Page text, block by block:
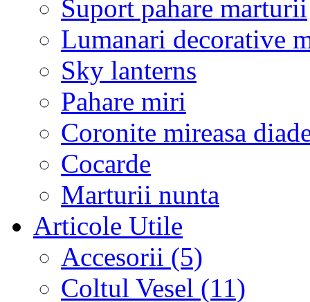
Suport pahare marturii
Lumanari decorative
Sky lanterns
Pahare miri
Coronite mireasa
Cocarde
Marturii nunta
Articole Utile
Accesorii (5)
Coltul Vesel (11)